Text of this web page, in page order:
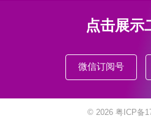
点击展示
微信订阅号
© 2026 粤ICP备